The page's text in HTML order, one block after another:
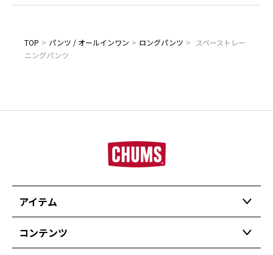
TOP > パンツ / オールインワン > ロングパンツ >
スペーストレー
ニングパンツ
アイテム
コンテンツ